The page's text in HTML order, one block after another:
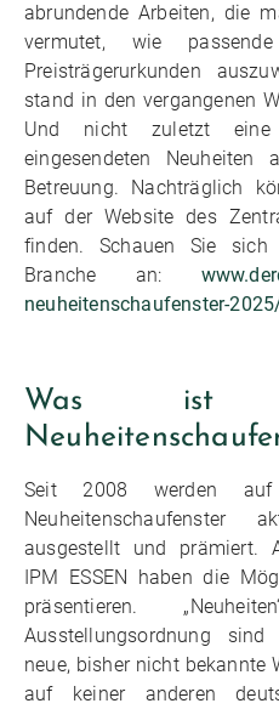
abrundende Arbeiten, die
vermutet, wie
Preisträgerurkunden
stand in den vergangenen
Und nicht zuletzt
eingesendeten
Betreuung. Nachträglich
auf der Website des
finden. Schauen Sie
Branche an:
neuheitenschaufenster-
Was ist
Seit 2008 werden
Neuheitenschaufenster
ausgestellt und prämiert.
IPM ESSEN haben die
präsentieren.
Ausstellungsordnung
neue, bisher nicht bekannte
auf keiner anderen